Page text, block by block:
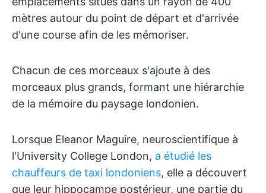
mètres autour du point de départ et d'arrivée
d'une course afin de les mémoriser.
Chacun de ces morceaux s'ajoute à des
morceaux plus grands, formant une hiérarchie
de la mémoire du paysage londonien.
Lorsque Eleanor Maguire, neuroscientifique à
l'University College London, a étudié les
chauffeurs de taxi londoniens, elle a découvert
que leur hippocampe postérieur, une partie du